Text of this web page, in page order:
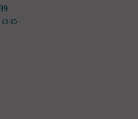
65